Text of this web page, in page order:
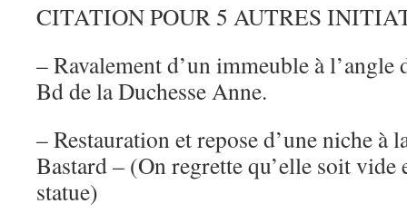
CITATION POUR 5 AUTRES
– Ravalement d’un immeuble à l’angle
Bd de la Duchesse Anne.
– Restauration et repose d’une niche à
Bastard – (On regrette qu’elle soit vide
statue)